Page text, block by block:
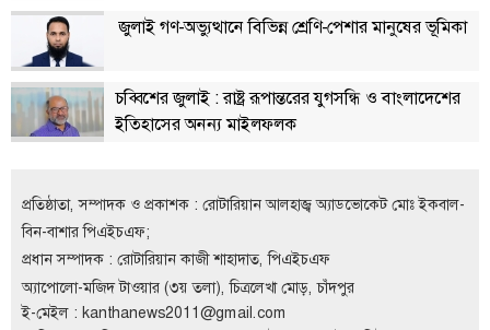
জুলাই গণ-অভ্যুত্থানে বিভিন্ন শ্রেণি-পেশার মানুষের ভূমিকা
চব্বিশের জুলাই : রাষ্ট্র রূপান্তরের যুগসন্ধি ও বাংলাদেশের
ইতিহাসের অনন্য মাইলফলক
প্রতিষ্ঠাতা, সম্পাদক ও প্রকাশক : রোটারিয়ান আলহাজ্ব অ্যাডভোকেট মোঃ ইকবাল-
বিন-বাশার পিএইচএফ;
প্রধান সম্পাদক : রোটারিয়ান কাজী শাহাদাত, পিএইচএফ
অ্যাপোলো-মজিদ টাওয়ার (৩য় তলা), চিত্রলেখা মোড়, চাঁদপুর
ই-মেইল : kanthanews2011@gmail.com